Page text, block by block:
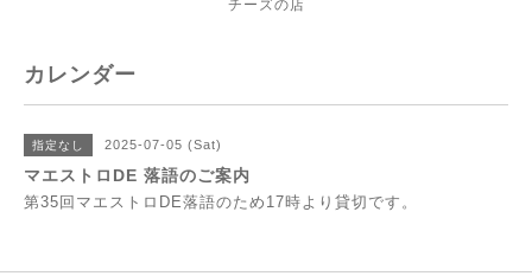
チーズの店
カレンダー
指定なし 2025-07-05 (Sat)
マエストロDE 落語のご案内
第35回マエストロDE落語のため17時より貸切です。